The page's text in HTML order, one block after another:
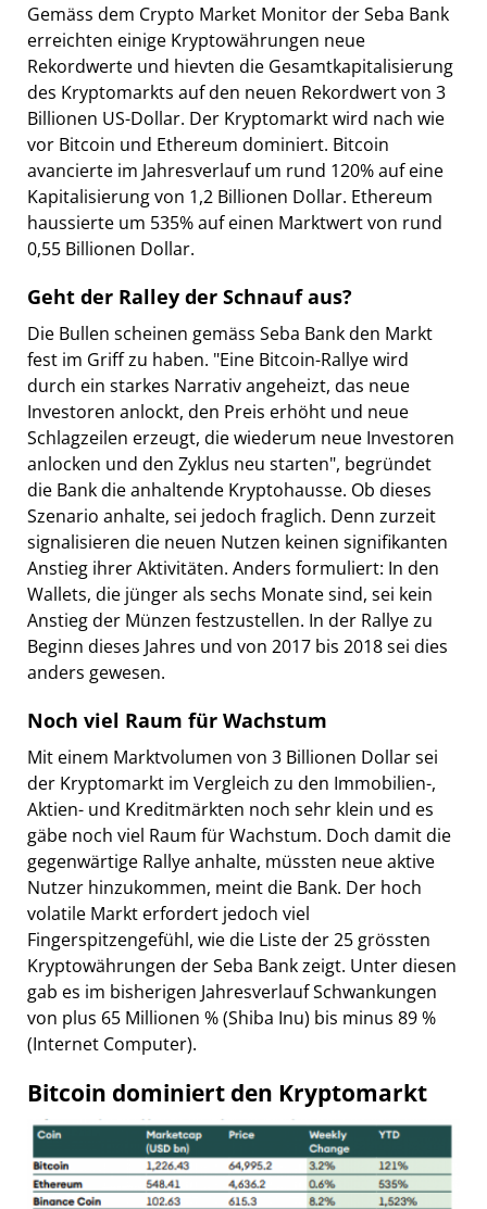
Gemäss dem Crypto Market Monitor der Seba Bank
erreichten einige Kryptowährungen neue
Rekordwerte und hievten die Gesamtkapitalisierung
des Kryptomarkts auf den neuen Rekordwert von 3
Billionen US-Dollar. Der Kryptomarkt wird nach wie
vor Bitcoin und Ethereum dominiert. Bitcoin
avancierte im Jahresverlauf um rund 120% auf eine
Kapitalisierung von 1,2 Billionen Dollar. Ethereum
haussierte um 535% auf einen Marktwert von rund
0,55 Billionen Dollar.
Geht der Ralley der Schnauf aus?
Die Bullen scheinen gemäss Seba Bank den Markt
fest im Griff zu haben. "Eine Bitcoin-Rallye wird
durch ein starkes Narrativ angeheizt, das neue
Investoren anlockt, den Preis erhöht und neue
Schlagzeilen erzeugt, die wiederum neue Investoren
anlocken und den Zyklus neu starten", begründet
die Bank die anhaltende Kryptohausse. Ob dieses
Szenario anhalte, sei jedoch fraglich. Denn zurzeit
signalisieren die neuen Nutzen keinen signifikanten
Anstieg ihrer Aktivitäten. Anders formuliert: In den
Wallets, die jünger als sechs Monate sind, sei kein
Anstieg der Münzen festzustellen. In der Rallye zu
Beginn dieses Jahres und von 2017 bis 2018 sei dies
anders gewesen.
Noch viel Raum für Wachstum
Mit einem Marktvolumen von 3 Billionen Dollar sei
der Kryptomarkt im Vergleich zu den Immobilien-,
Aktien- und Kreditmärkten noch sehr klein und es
gäbe noch viel Raum für Wachstum. Doch damit die
gegenwärtige Rallye anhalte, müssten neue aktive
Nutzer hinzukommen, meint die Bank. Der hoch
volatile Markt erfordert jedoch viel
Fingerspitzengefühl, wie die Liste der 25 grössten
Kryptowährungen der Seba Bank zeigt. Unter diesen
gab es im bisherigen Jahresverlauf Schwankungen
von plus 65 Millionen % (Shiba Inu) bis minus 89 %
(Internet Computer).
Bitcoin dominiert den Kryptomarkt